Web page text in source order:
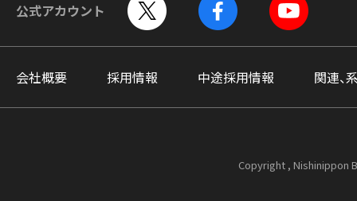
公式アカウント
会社概要 採用情報 中途採用情報 関連、
Copyright , Nishinippon